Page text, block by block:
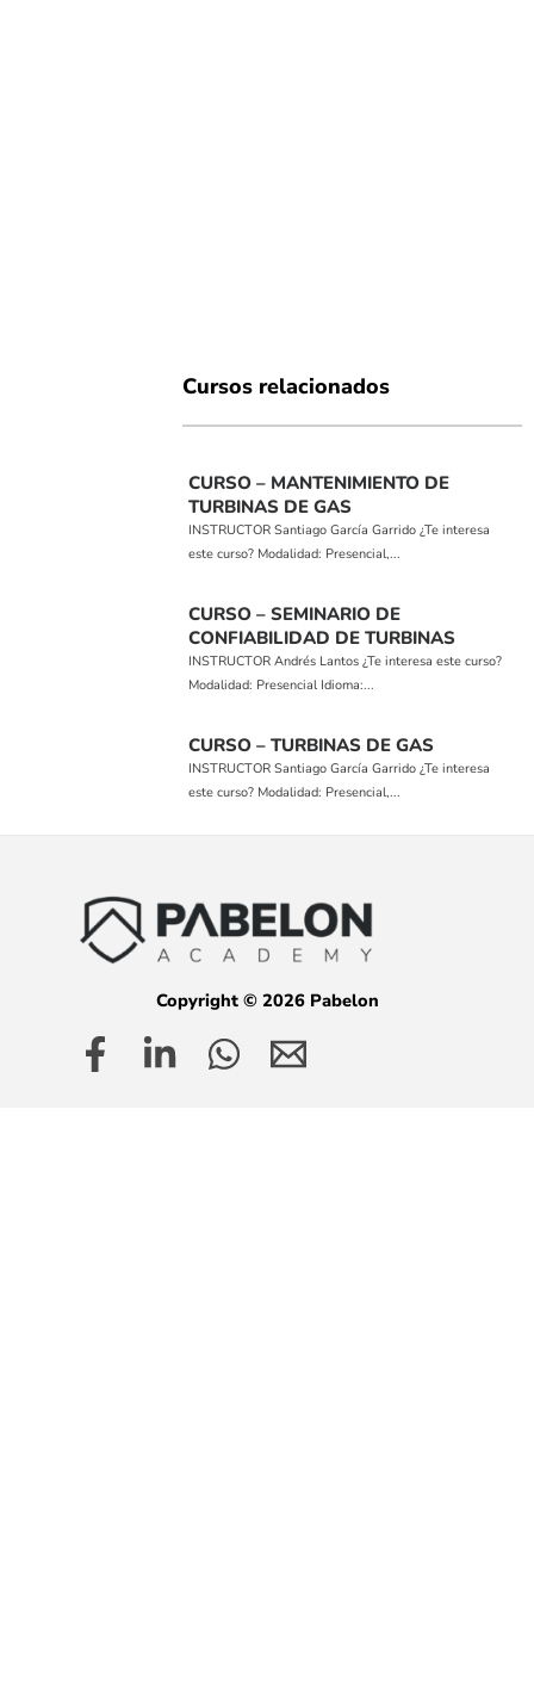
Cursos relacionados
CURSO – MANTENIMIENTO DE
TURBINAS DE GAS
INSTRUCTOR Santiago García Garrido ¿Te interesa
este curso? Modalidad: Presencial,...
CURSO – SEMINARIO DE
CONFIABILIDAD DE TURBINAS
INSTRUCTOR Andrés Lantos ¿Te interesa este curso?
Modalidad: Presencial Idioma:...
CURSO – TURBINAS DE GAS
INSTRUCTOR Santiago García Garrido ¿Te interesa
este curso? Modalidad: Presencial,...
Copyright © 2026 Pabelon